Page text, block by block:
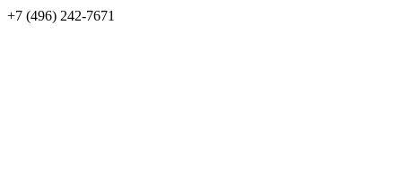
+7 (496) 242-7671